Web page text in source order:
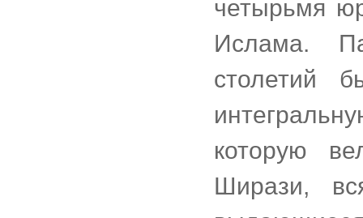
четырьмя
Ислама.
столетий
которую
Ширази,